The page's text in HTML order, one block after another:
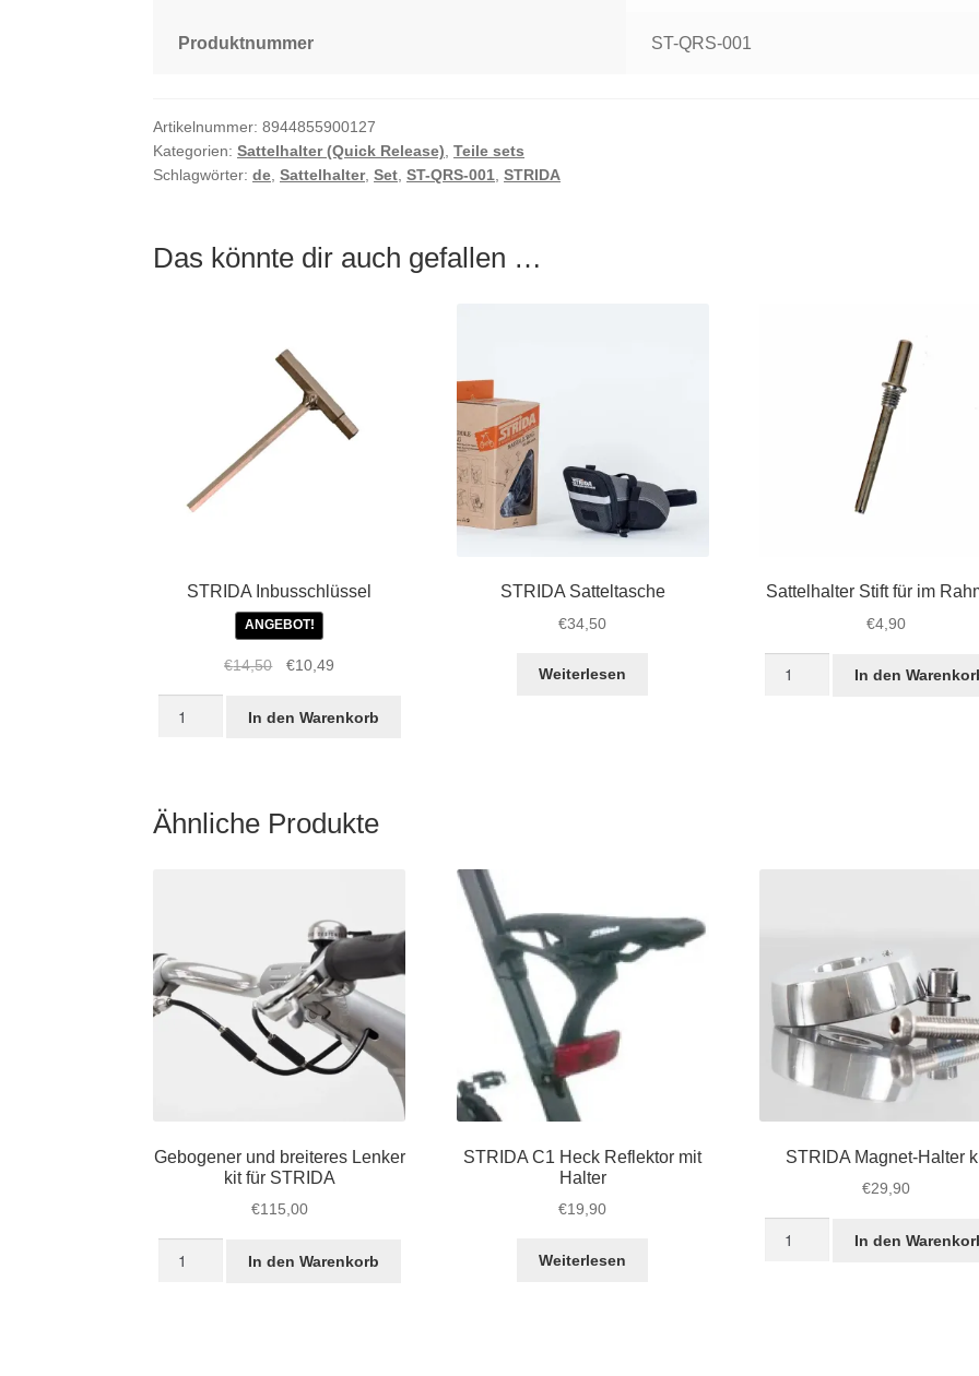
Produktnummer ST-QRS-001
Artikelnummer:8944855900127
Kategorien:Sattelhalter (Quick Release),Teile sets
Schlagwörter:de,Sattelhalter,Set,ST-QRS-001,STRIDA
Das könnte dir auch gefallen …
STRIDA Inbusschlüssel
ANGEBOT!
€14,50
Ursprünglicher
war:
€10,49Aktueller
ist:
In den Warenkorb
STRIDA Satteltasche
€34,50
Weiterlesen
Sattelhalter Stift für im
€4,90
In den
Ähnliche Produkte
Gebogener und breiteres Lenker
kit für STRIDA
€115,00
In den Warenkorb
STRIDA C1 Heck Reflektor mit
Halter
€19,90
Weiterlesen
STRIDA Magnet-Halter
€29,90
In den